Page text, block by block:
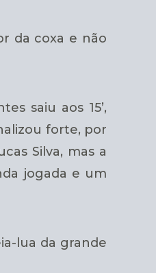
da coxa e não
saiu aos 15’,
forte, por
Silva, mas a
jogada e um
lua da grande